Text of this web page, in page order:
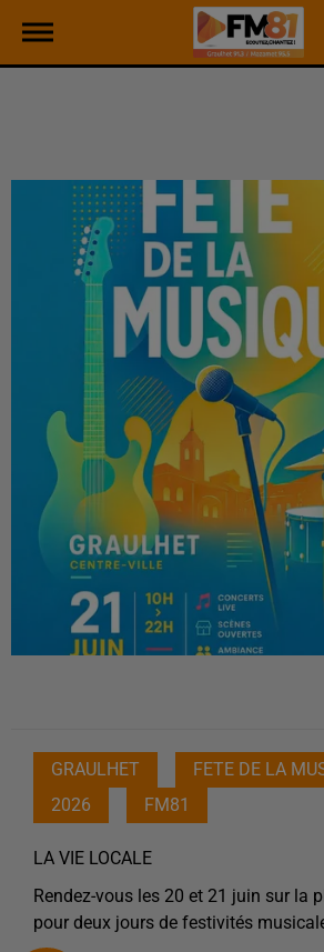
GRAULHET
FETE DE LA
2026
FM81
LA VIE LOCALE
Rendez-vous les 20 et 21 juin sur la
pour deux jours de festivités